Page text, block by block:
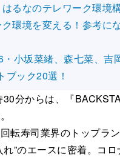
るなのテレワーク環境
環境を変える！参考に
・小坂菜緒、森七菜、
ブック20選！
分からは、『
転寿司業界のトップラン
れ”のエースに密着。コ